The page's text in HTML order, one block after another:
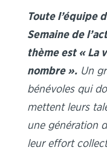
Toute l’équipe
Semaine de
thème est « La
nombre ».Un
bénévoles qui
mettent leurs
une génération
leur effort